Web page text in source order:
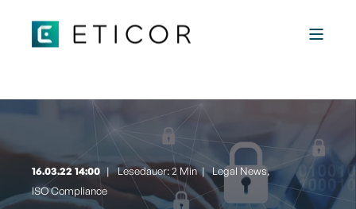
16.03.22 14:00 Lesedauer: 2 Min|Legal News,
ISO Compliance